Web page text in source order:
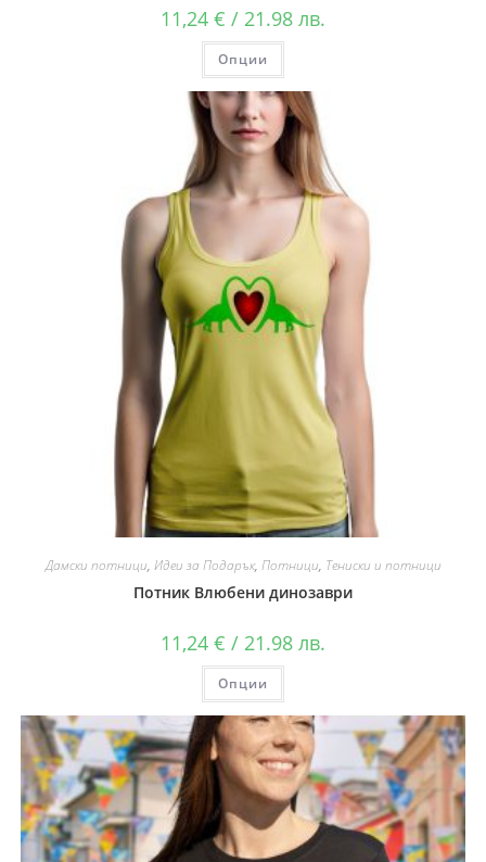
11,24 € / 21.98 лв.
Опции
Дамски потници, Идеи за Подарък, Потници, Тениски и потници
Потник Влюбени динозаври
11,24 € / 21.98 лв.
Опции